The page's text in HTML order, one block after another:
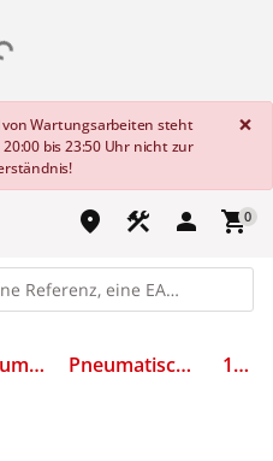
von Wartungsarbeiten steht
bis 23:50 Uhr nicht zur
×
place construction person shopping_cart0
Pneumatik Ventile Pneumatische Druckventile 10352